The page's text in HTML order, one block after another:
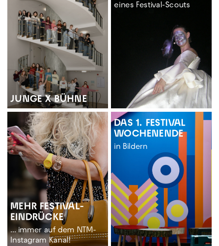
JUNGE X BÜHNE
eines Festival-Scouts
MEHR FESTIVAL-
EINDRÜCKE
... immer auf dem NTM-
Instagram Kanal!
DAS 1. FESTIVAL
WOCHENENDE
in Bildern